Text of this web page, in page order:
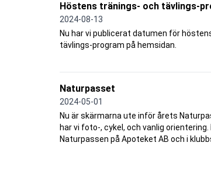
Höstens tränings- och tävlings-
2024-08-13
Nu har vi publicerat datumen för
tävlings-program på hemsidan.
Naturpasset
2024-05-01
Nu är skärmarna ute inför årets
har vi foto-, cykel, och vanlig orientering.
Naturpassen på Apoteket AB och i